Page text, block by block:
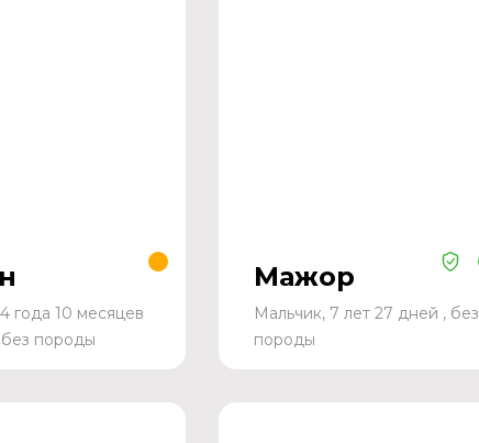
года 10 месяцев
породы
Мажор
Мальчик, 7 лет 27 дней , без
породы